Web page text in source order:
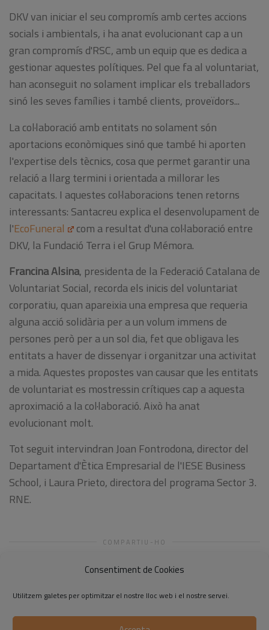
Consentiment de Cookies
Utilitzem galetes per optimitzar el nostre lloc web i el nostre servei.
DKV van iniciar el seu compromís amb certes accions
socials i ambientals, i ha anat evolucionant cap a un
gran compromís d'RSC, amb un equip que es dedica a
gestionar aquestes polítiques. Pel que fa al voluntariat,
han aconseguit no solament implicar els treballadors
sinó les seves famílies i també clients, proveïdors...
La col·laboració amb entitats no solament són
aportacions econòmiques sinó que també hi aporten
l'expertise dels tècnics, cosa que permet garantir una
relació a llarg termini i orientada a millorar les
capacitats. I aquestes col·laboracions tenen retorns
interessants: Santacreu explica el desenvolupament de
l'EcoFuneral
com a resultat d'una col·laboració entre
DKV, la Fundació Terra i el Grup Mémora.
FrancinaAlsina, presidentade la Federació Catalana de
Voluntariat Social, recorda els inicis del voluntariat
corporatiu, quan apareixia una empresa que requeria
alguna acció solidària per a un volum immens de
persones però per a un sol dia, fet que obligava les
entitats a haver de dissenyar i organitzar una activitat
a mida. Aquestes propostes van causar que les entitats
de voluntariat es mostressin crítiques cap a aquesta
aproximació a la col·laboració. Això ha anat
evolucionant molt.
Tot seguit intervindran Joan Fontrodona, directordel
Departament d'Ètica Empresarial de l'IESE Business
School, i Laura Prieto, directora del programaSector3.
RNE.
COMPARTIU-HO